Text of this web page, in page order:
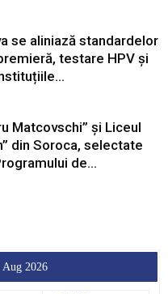
se aliniază standardelor
testare HPV și
Matcovschi” și Liceul
din Soroca, selectate
de...
Aug 2026